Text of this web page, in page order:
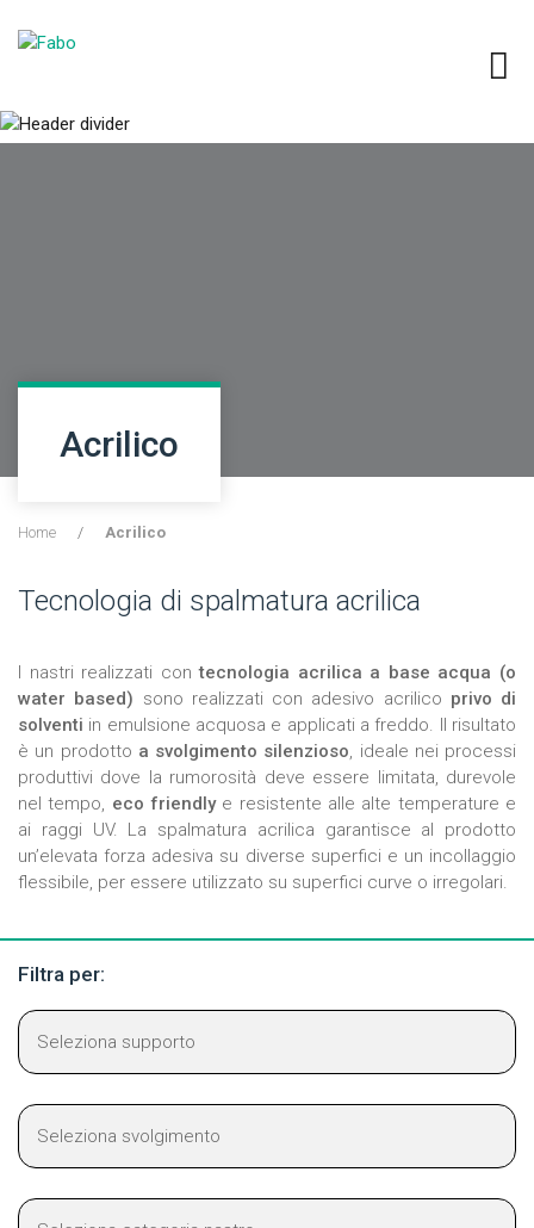
Acrilico
Home / Acrilico
Tecnologia di spalmatura acrilica
I nastri realizzati contecnologia acrilica a base acqua (o
water based) sono realizzati con adesivo acrilico privo di
solventi in emulsione acquosa e applicati a freddo. Il risultato
è un prodotto a svolgimento silenzioso, ideale nei processi
produttivi dove la rumorosità deve essere limitata, durevole
nel tempo, eco friendlye resistente alle alte temperature e
ai raggi UV. La spalmatura acrilica garantisce al prodotto
un’elevata forza adesiva su diverse superfici e un incollaggio
flessibile, per essere utilizzato su superfici curve o irregolari.
Filtra per: